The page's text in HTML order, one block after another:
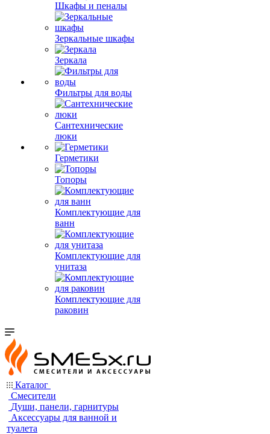
Шкафы и пеналы
Зеркальные шкафы
Зеркала
Фильтры для воды
Сантехнические
люки
Герметики
Топоры
Комплектующие для
ванн
Комплектующие для
унитаза
Комплектующие для
раковин
Каталог
Смесители
Души, панели, гарнитуры
Аксессуары для ванной и
туалета